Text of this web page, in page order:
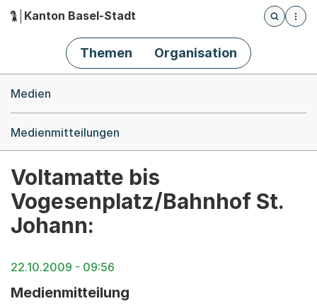
Hauptnavigation
Kanton Basel-Stadt
Öffnet
Themen Organisation
Medien
Medienmitteilungen
Voltamatte bis
Vogesenplatz/Bahnhof St.
Johann:
22.10.2009 - 09:56
Medienmitteilung